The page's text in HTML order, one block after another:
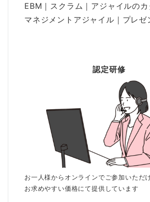
EBM｜スクラム｜アジャイルのカ
マネジメントアジャイル｜プレゼ
認定研修
お一人様からオンラインでご参加いただ
お求めやすい価格にて提供しています